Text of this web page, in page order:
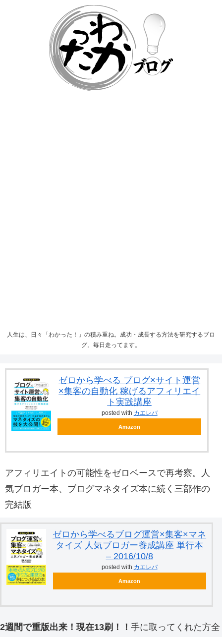
人生は、日々「わかった！」の積み重ね。成功・成長する方法を研究するブロ
グ。毎日走ってます。
ゼロから学べる ブログ×サイト運営
×集客の自動化 稼げるアフィリエイ
ト実践講座
posted with カエレバ
Amazon
アフィリエイトの可能性をゼロベースで再考察。人
気ブロガー本、ブログマネタイズ本に続く三部作の
完結版
ゼロから学べるブログ運営×集客×マネ
タイズ 人気ブロガー養成講座 単行本
– 2016/10/8
posted with カエレバ
Amazon
2週間で重版出来！現在13刷！！ 手に取ってくれた方全